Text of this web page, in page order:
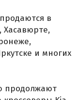
в
Хасавюрте,
и многих
продолжают